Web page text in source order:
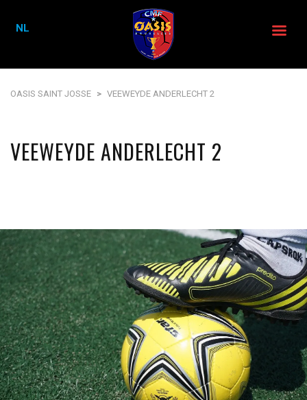
OASIS SAINT JOSSE > VEEWEYDE ANDERLECHT 2
VEEWEYDE ANDERLECHT 2
NL